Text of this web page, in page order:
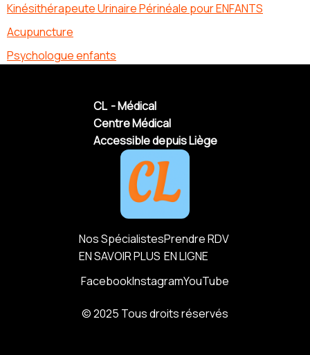
Kinésithérapeute Urinaire Périnéale pour ENFANTS
Acupuncture
Psychologue enfants
CL - Médical
Centre Médical
Accessible depuis Liège
Nos Spécialistes
EN SAVOIR PLUS
Prendre RDV
EN LIGNE
FacebookInstagramYouTube
© 2025 Tous droits réservés